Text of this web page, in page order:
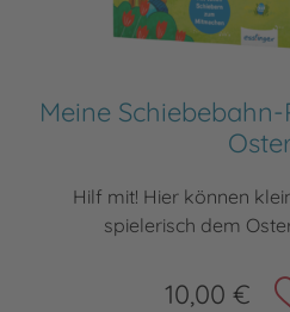
Meine
Hilf mit! Hier können
spielerisch dem
10,00 €